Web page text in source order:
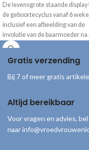
De levensgrote staande
de geboortecyclus vanaf 6
inclusief een afbeelding van de
involutie van de baarmoeder na
bevalling. De afbeeldingen laten
zwangerschap, met daarbij
informatie en tips. *Alleen
Gratis verzending
Bij 7 of meer gratis
Altijd bereikbaar
Voor vragen en advies,
naar